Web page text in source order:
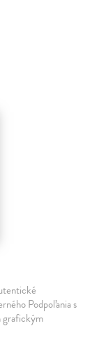
Podpoľania s
grafickým